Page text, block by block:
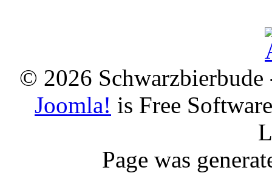
© 2026
Joomla! is Free
Page was